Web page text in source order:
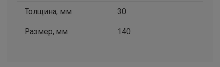
Толщина, мм 30
Размер, мм 140